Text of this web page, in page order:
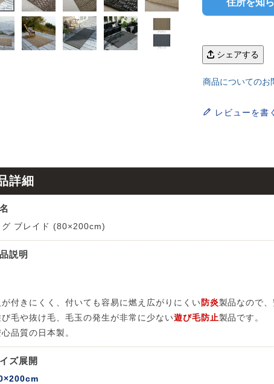
無地調(レースカーテン)
（円形）
め加工ラグ（本間4.5畳）
クターで選ぶ
ー／MICKEY
品
ルセンター
ンテリア特集
（ディズニー）
と使えるプロジェクト
HOME（ミルクホーム）
LIFE
ンサイズの測り方
ーレースカーテンとは？
シェアする
商品についてのお
レビューを書く
詳細
グ ブレイド (80×200cm)
説明
が付きにくく、付いても容易に燃え広がりにくい防炎製品なので
び毛や抜け毛、毛玉の発生が非常に少ない遊び毛防止製品です。
品質の日本製。
ズ展開